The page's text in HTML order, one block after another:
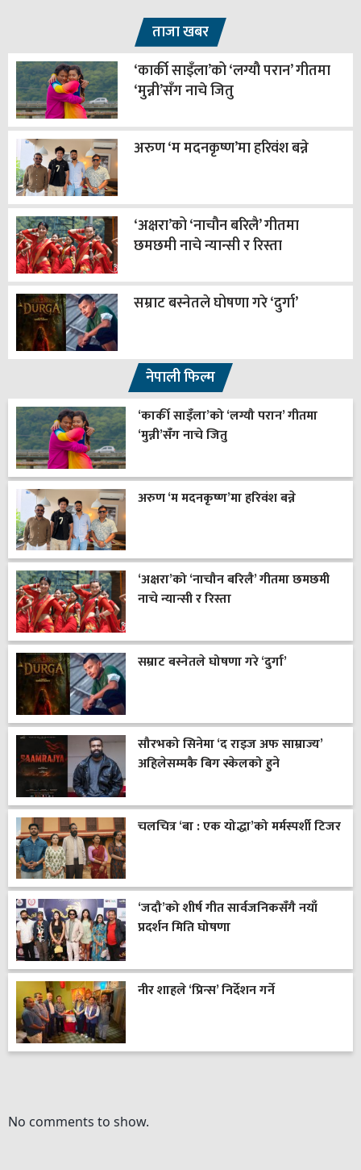
ताजा खबर
‘कार्की साइँला’को ‘लग्यौ परान’ गीतमा
‘मुन्नी’सँग नाचे जितु
अरुण ‘म मदनकृष्ण’मा हरिवंश बन्ने
‘अक्षरा’को ‘नाचौन बरिलै’ गीतमा
छमछमी नाचे न्यान्सी र रिस्ता
सम्राट बस्नेतले घोषणा गरे ‘दुर्गा’
नेपाली फिल्म
‘कार्की साइँला’को ‘लग्यौ परान’ गीतमा
‘मुन्नी’सँग नाचे जितु
अरुण ‘म मदनकृष्ण’मा हरिवंश बन्ने
‘अक्षरा’को ‘नाचौन बरिलै’ गीतमा छमछमी
नाचे न्यान्सी र रिस्ता
सम्राट बस्नेतले घोषणा गरे ‘दुर्गा’
सौरभको सिनेमा ‘द राइज अफ साम्राज्य’
अहिलेसम्मकै बिग स्केलको हुने
चलचित्र ‘बा : एक योद्धा’को मर्मस्पर्शी टिजर
‘जदौ’को शीर्ष गीत सार्वजनिकसँगै नयाँ
प्रदर्शन मिति घोषणा
नीर शाहले ‘प्रिन्स’ निर्देशन गर्ने
No comments to show.